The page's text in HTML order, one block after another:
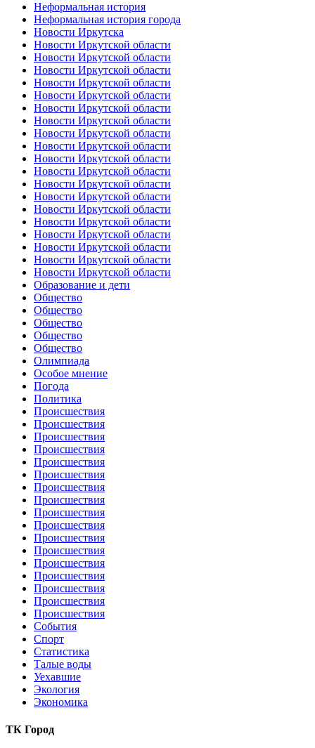
Неформальная история
Неформальная история города
Новости Иркутска
Новости Иркутской области
Новости Иркутской области
Новости Иркутской области
Новости Иркутской области
Новости Иркутской области
Новости Иркутской области
Новости Иркутской области
Новости Иркутской области
Новости Иркутской области
Новости Иркутской области
Новости Иркутской области
Новости Иркутской области
Новости Иркутской области
Новости Иркутской области
Новости Иркутской области
Новости Иркутской области
Новости Иркутской области
Новости Иркутской области
Новости Иркутской области
Образование и дети
Общество
Общество
Общество
Общество
Общество
Олимпиада
Особое мнение
Погода
Политика
Происшествия
Происшествия
Происшествия
Происшествия
Происшествия
Происшествия
Происшествия
Происшествия
Происшествия
Происшествия
Происшествия
Происшествия
Происшествия
Происшествия
Происшествия
Происшествия
Происшествия
События
Спорт
Статистика
Талые воды
Уехавшие
Экология
Экономика
ТК Город